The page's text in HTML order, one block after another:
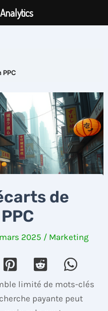
de
2025 / Marketing
limité de mots-clés
payante peut